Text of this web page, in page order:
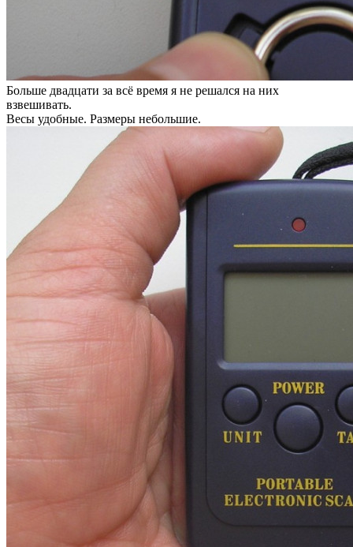
Больше двадцати за всё время я не решался на них
взвешивать.
Весы удобные. Размеры небольшие.